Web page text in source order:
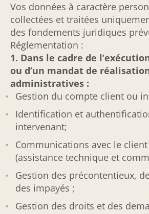
Vos données à caractère
collectées et traitées
des fondements juridiques
Réglementation :
1. Dans le cadre de
ou d’un mandat de
administratives :
Gestion du compte client ou
Identification et
intervenant;
Communications avec le
(assistance technique et
Gestion des précontentieux,
des impayés ;
Gestion des droits et des